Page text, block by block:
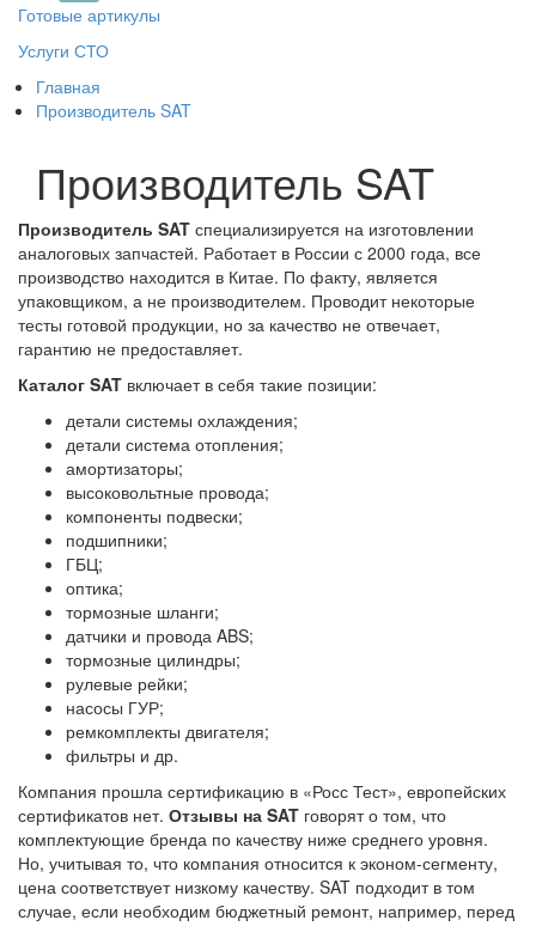
Готовые артикулы
Услуги СТО
Главная
Производитель SAT
Производитель SAT
Производитель SAT специализируется на изготовлении
аналоговых запчастей. Работает в России с 2000 года, все
производство находится в Китае. По факту, является
упаковщиком, а не производителем. Проводит некоторые
тесты готовой продукции, но за качество не отвечает,
гарантию не предоставляет.
Каталог SAT включает в себя такие позиции:
детали системы охлаждения;
детали система отопления;
амортизаторы;
высоковольтные провода;
компоненты подвески;
подшипники;
ГБЦ;
оптика;
тормозные шланги;
датчики и провода ABS;
тормозные цилиндры;
рулевые рейки;
насосы ГУР;
ремкомплекты двигателя;
фильтры и др.
Компания прошла сертификацию в «Росс Тест», европейских
сертификатов нет. Отзывы на SAT говорят о том, что
комплектующие бренда по качеству ниже среднего уровня.
Но, учитывая то, что компания относится к эконом-сегменту,
цена соответствует низкому качеству. SAT подходит в том
случае, если необходим бюджетный ремонт, например, перед